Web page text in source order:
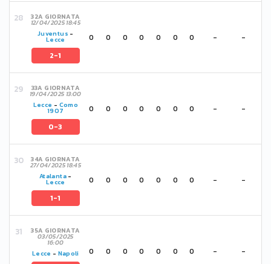
32A GIORNATA
12/04/2025 18:45
Juventus -
Lecce
2-1
0 0 0 0 0 0 0 - -
33A GIORNATA
19/04/2025 13:00
Lecce - Como
1907
0-3
0 0 0 0 0 0 0 - -
34A GIORNATA
27/04/2025 18:45
Atalanta-
Lecce
1-1
0 0 0 0 0 0 0 - -
35A GIORNATA
03/05/2025
16:00
Lecce - Napoli 0 0 0 0 0 0 0 - -